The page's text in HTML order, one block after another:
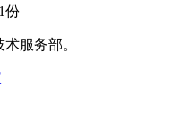
份
服务部。